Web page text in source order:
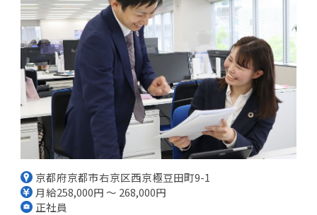
京都府京都市右京区西京極豆田町9-1
月給258,000円 ～ 268,000円
正社員